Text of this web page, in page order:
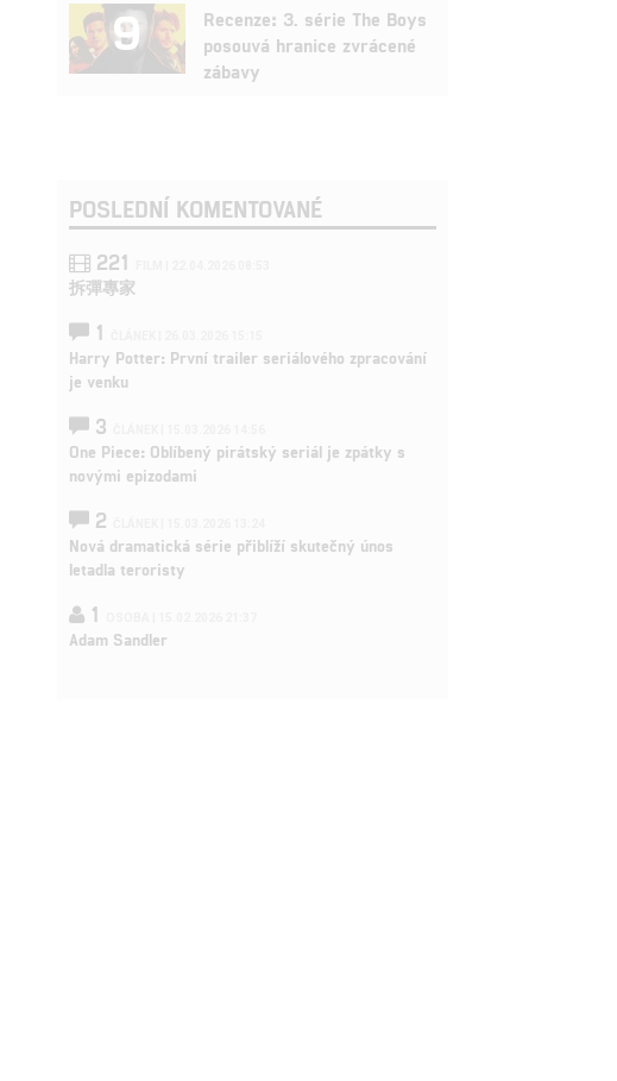
9
Recenze: 3. série The Boys
posouvá hranice zvrácené
zábavy
POSLEDNÍ KOMENTOVANÉ
221
拆彈專家
1
Harry Potter: První trailer seriálového zpracování
je venku
3
One Piece: Oblíbený pirátský seriál je zpátky s
novými epizodami
2
Nová dramatická série přiblíží skutečný únos
letadla teroristy
1
Adam Sandler